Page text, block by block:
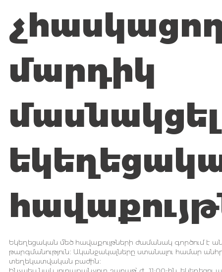
Եկեղեցական մեծ հավաքույթների ժամանակ գործում է
թարգմանություն։ Ականջակալները ստանալու համար
տեղեկատվական բաժին։
մարդիկ
մասնակցել